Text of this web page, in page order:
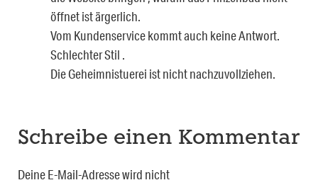
öffnet ist ärgerlich.
Vom Kundenservice kommt auch keine Antwort.
Schlechter Stil .
Die Geheimnistuerei ist nicht nachzuvollziehen.
Schreibe einen Kommentar
Deine E-Mail-Adresse wird nicht